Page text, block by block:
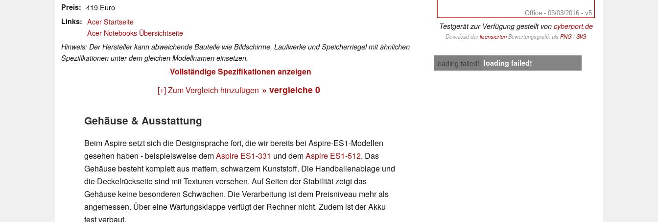
Office - 03/03/2016 - v5
Testgerät zur Verfügung gestellt von cyberport.de
Download derlizensiertenBewertungsgrafik als PNG/SVG
loading failed! loading failed!
Preis 419 Euro
Links
Acer Startseite
Acer Notebooks Übersichtseite
Hinweis: Der Hersteller kann abweichende Bauteile wie Bildschirme, Laufwerke und Speicherriegel mit ähnlichen
Spezifikationen unter dem gleichen Modellnamen einsetzen.
Vollständige Spezifikationen anzeigen
[+] Zum Vergleich hinzufügen » vergleiche 0
Gehäuse & Ausstattung
Beim Aspire setzt sich die Designsprache fort, die wir bereits bei Aspire-ES1-Modellen
gesehen haben - beispielsweise demAspire ES1-331 und demAspire ES1-512. Das
Gehäuse besteht komplett aus mattem, schwarzem Kunststoff. Die Handballenablage und
die Deckelrückseite sind mit Texturen versehen. Auf Seiten der Stabilität zeigt das
Gehäuse keine besonderen Schwächen. Die Verarbeitung ist dem Preisniveau mehr als
angemessen. Über eine Wartungsklappe verfügt der Rechner nicht. Zudem ist der Akku
fest verbaut.